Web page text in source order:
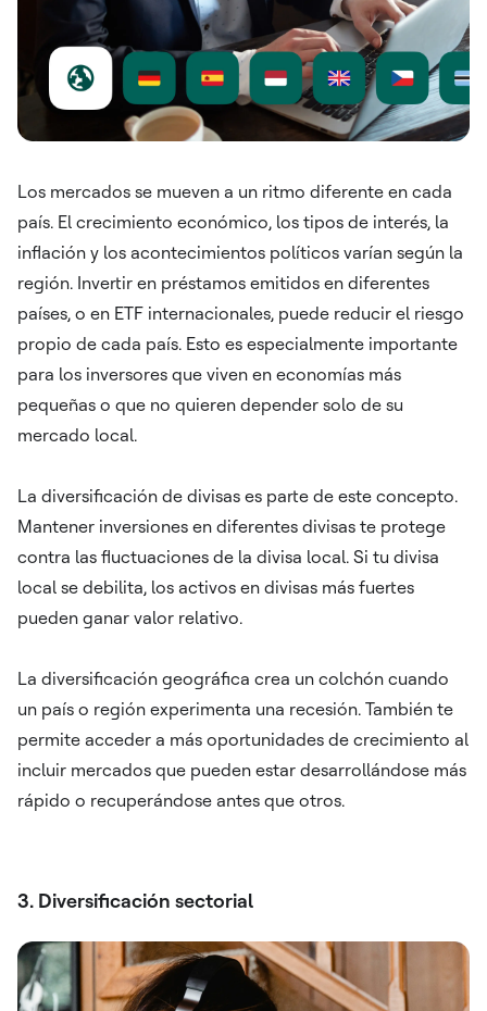
Los mercados se mueven a un ritmo diferente en cada
país. El crecimiento económico, los tipos de interés, la
inflación y los acontecimientos políticos varían según la
región. Invertir en préstamos emitidos en diferentes
países, o en ETF internacionales, puede reducir el riesgo
propio de cada país. Esto es especialmente importante
para los inversores que viven en economías más
pequeñas o que no quieren depender solo de su
mercado local.
La diversificación de divisas es parte de este concepto.
Mantener inversiones en diferentes divisas te protege
contra las fluctuaciones de la divisa local. Si tu divisa
local se debilita, los activos en divisas más fuertes
pueden ganar valor relativo.
La diversificación geográfica crea un colchón cuando
un país o región experimenta una recesión. También te
permite acceder a más oportunidades de crecimiento al
incluir mercados que pueden estar desarrollándose más
rápido o recuperándose antes que otros.
3. Diversificación sectorial